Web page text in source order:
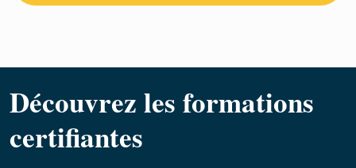
Découvrez les formations
certifiantes